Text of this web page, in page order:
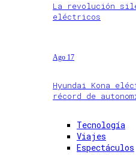
La revolución
eléctricos
Ago 17
Hyundai Kona
récord de
Tecnología
Viajes
Espectáculos